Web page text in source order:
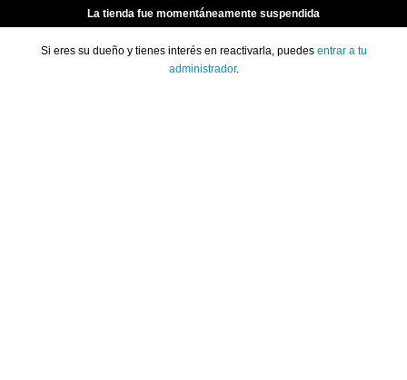
La tienda fue momentáneamente suspendida
Si eres su dueño y tienes interés en reactivarla, puedes entrar a tu
administrador.